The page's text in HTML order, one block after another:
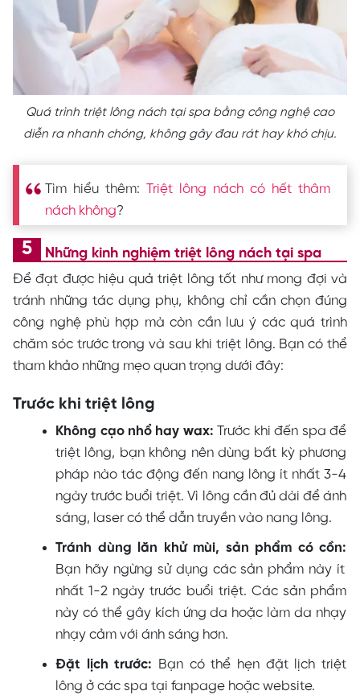
Quá trình triệt lông nách tại spa bằng công nghệ cao
diễn ra nhanh chóng, không gây đau rát hay khó chịu.
Tìm hiểu thêm: Triệt lông nách có hết thâm
nách không?
Những kinh nghiệm triệt lông nách tại spa
Để đạt được hiệu quả triệt lông tốt như mong đợi và
tránh những tác dụng phụ, không chỉ cần chọn đúng
công nghệ phù hợp mà còn cần lưu ý các quá trình
chăm sóc trước trong và sau khi triệt lông. Bạn có thể
tham khảo những mẹo quan trọng dưới đây:
Trước khi triệt lông
Không cạo nhổ hay wax:Trước khi đến spa để
triệt lông, bạn không nên dùng bất kỳ phương
pháp nào tác động đến nang lông ít nhất 3-4
ngày trước buổi triệt. Vì lông cần đủ dài để ánh
sáng, laser có thể dẫn truyền vào nang lông.
Tránh dùng lăn khử mùi, sản phẩm có cồn:
Bạn hãy ngừng sử dụng các sản phẩm này ít
nhất 1-2 ngày trước buổi triệt. Các sản phẩm
này có thể gây kích ứng da hoặc làm da nhạy
nhạy cảm với ánh sáng hơn.
Đặt lịch trước: Bạn có thể hẹn đặt lịch triệt
lông ở các spa tại fanpage hoặc website.